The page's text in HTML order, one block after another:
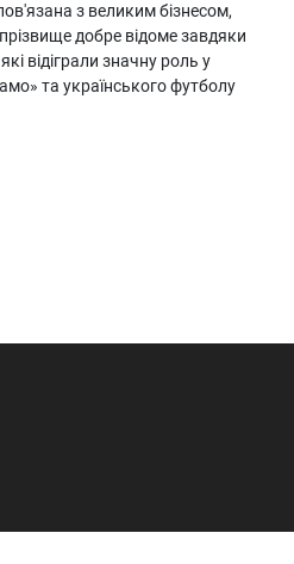
з великим бізнесом,
добре відоме завдяки
відіграли значну роль у
та українського футболу